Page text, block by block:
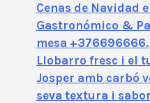
Cenas de Navidad
Gastronómico &
mesa +376696666.
Llobarro fresc i el
Josper amb carbó
seva textura i sabor